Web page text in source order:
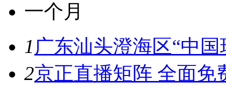
一个月
1 广东汕头澄海区“中
2京正直播矩阵 全面免